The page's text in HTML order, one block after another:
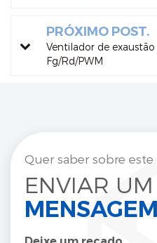
PRÓXIMO POST.
Ventilador de
Fg/Rd/PWM
Quer saber sobre
ENVIAR UM
MENSAGEM